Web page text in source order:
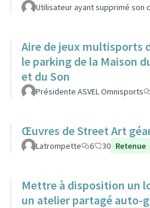
Utilisateur ayant supprimé son
Aire de jeux multisports
le parking de la Maison
et du Son
Présidente ASVEL Omnisports
Œuvres de Street Art
Latrompette 6 30 Retenue
Mettre à disposition un
un atelier partagé auto-